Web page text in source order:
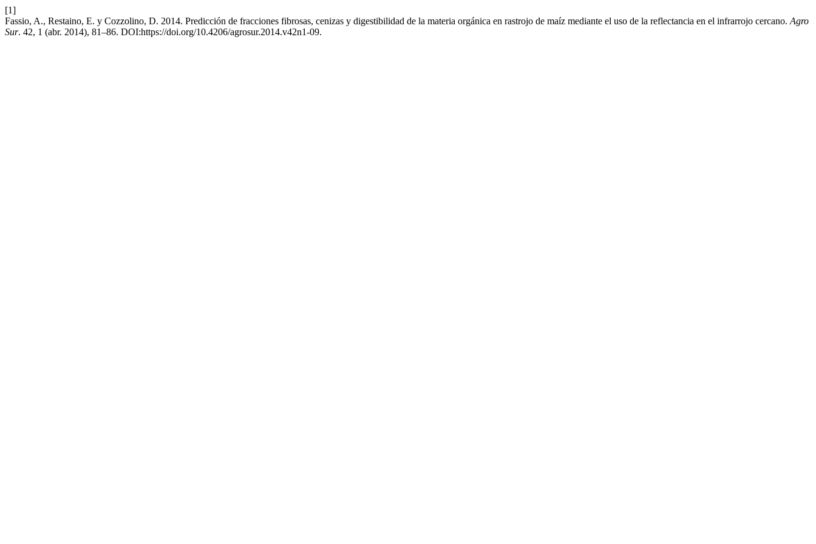
[1]
Fassio, A., Restaino, E. y Cozzolino, D. 2014. Predicción de fracciones fibrosas, cenizas y digestibilidad de la materia orgánica en rastrojo de maíz mediante el uso de la reflectancia en el infrarrojo cercano. Agro
Sur. 42, 1 (abr. 2014), 81–86. DOI:https://doi.org/10.4206/agrosur.2014.v42n1-09.